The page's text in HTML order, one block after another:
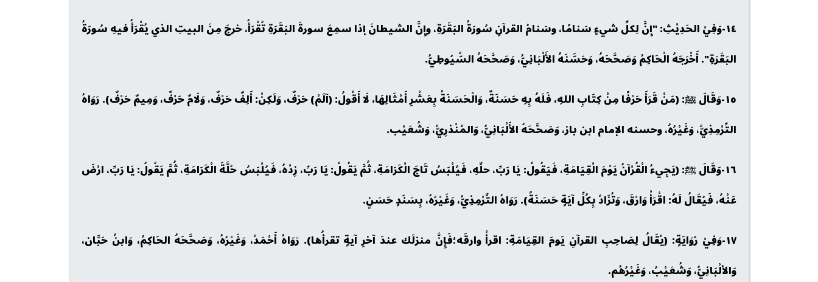
١٤-وَفِيْ الحَدِيْثِ: "إِنَّ لِكلِّ شيءٍ سَنامًا، وسَنامُ القرآنِ سُورَةُ البَقَرَةِ، وإِنَّ الشيطانَ إذا سمِعَ سورةَ البَقَرَةِ تُقْرَأُ، خرجَ مِنَ البيتِ الذي يُقْرَأُ فيهِ سُورَةُ
البَقَرَةِ". أَخْرَجَهُ الْحَاكِمُ وَصَحَّحَهُ، وَحَسَّنَهُ الأَلْبَانِيُّ، وَصَحَّحَهُ السُّيُوطِيُّ.
١٥-وَقَالَ ﷺ: (مَنْ قَرَأَ حَرْفًا مِنْ كِتَابِ اللهِ، فَلَهُ بِهِ حَسَنَةٌ، وَالْحَسَنَةُ بِعَشْرِ أَمْثَالِهَا، لَا أَقُولُ: (آلَمْ) حَرْفٌ، وَلَكِنْ: أَلِفٌ حَرْفٌ، وَلَامٌ حَرْفٌ، وَمِيمٌ حَرْفٌ). رَوَاهُ
التِّرْمِذِيُّ، وَغَيْرُهُ، وحسنه الإمام ابن باز، وَصَحَّحَهُ الأَلْبَانِيُّ، وَالمُنْذرِيُّ، وَشُعَيْب.
١٦-وَقَالَ ﷺ: (يَجِيءُ الْقُرْآنُ يَوْمَ الْقِيَامَةِ، فَيَقُولُ: يَا رَبِّ، حلِّهِ، فَيُلْبَسُ تَاجَ الْكَرَامَةِ، ثُمَّ يَقُولُ: يَا رَبِّ، زِدْهُ، فَيُلْبَسُ حُلَّةَ الْكَرَامَةِ، ثُمَّ يَقُولُ: يَا رَبِّ، ارْضَ
عَنْهُ، فَيُقَالُ لَهُ: اقْرَأْ وَارْقَ، وَتُزَادُ بِكُلِّ آيَةٍ حَسَنَةً). رَوَاهُ التِّرْمِذِيُّ، وَغَيْرُهُ، بِسَنَدٍ حَسَنٍ.
١٧-وَفِيْ رُوَايَةٍ: (يُقَالُ لِصَاحِبِ القرآنِ يَومَ القِيَامَةِ: اقرأْ وارقَه؛فَإِنَّ منزلَك عندَ آخرِ آيةٍ تقرأُها). رَوَاهُ أَحْمَدُ، وَغَيْرُهُ، وَصَحَّحَهُ الحَاكِمُ، وَابنُ حَبَّان،
وَالألْبَانِيُّ، وَشُعَيْبُ، وَغَيْرُهُم.